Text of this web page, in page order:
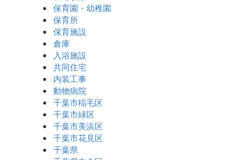
保育園・幼稚園
保育所
保育施設
倉庫
入浴施設
共同住宅
内装工事
動物病院
千葉市稲毛区
千葉市緑区
千葉市美浜区
千葉市花見区
千葉県